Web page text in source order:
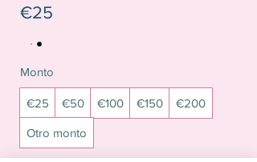
€25
Monto
€25 €50 €100 €150 €200
Otro monto